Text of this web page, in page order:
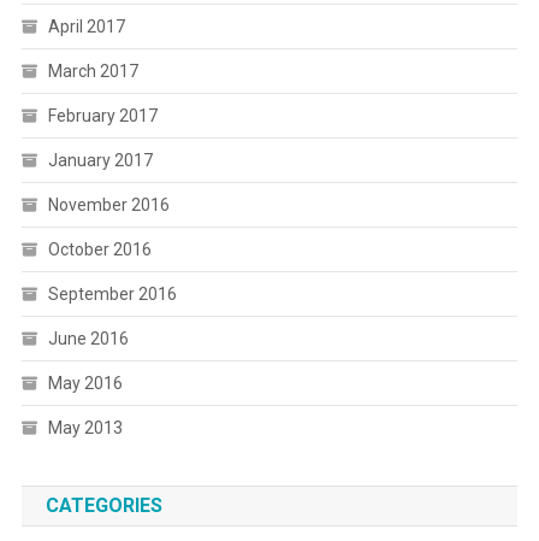
April 2017
March 2017
February 2017
January 2017
November 2016
October 2016
September 2016
June 2016
May 2016
May 2013
CATEGORIES